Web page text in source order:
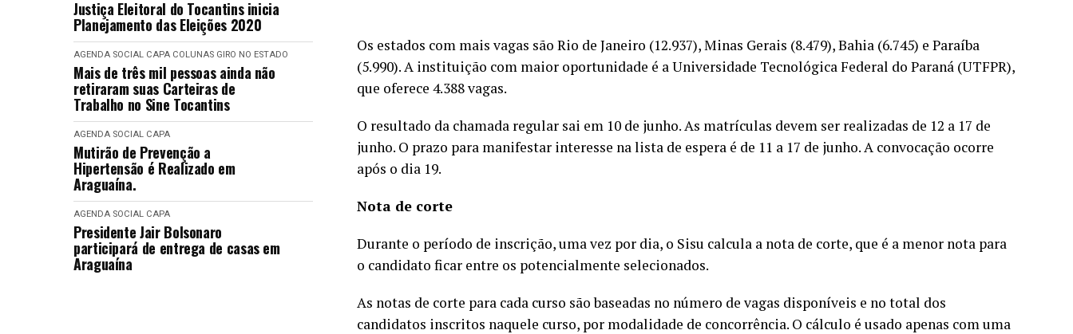
Justiça Eleitoral do Tocantins inicia
Planejamento das Eleições 2020
AGENDA SOCIAL CAPA COLUNAS GIRO NO ESTADO
Mais de três mil pessoas ainda não
retiraram suas Carteiras de
Trabalho no Sine Tocantins
AGENDA SOCIAL CAPA
Mutirão de Prevenção a
Hipertensão é Realizado em
Araguaína.
AGENDA SOCIAL CAPA
Presidente Jair Bolsonaro
participará de entrega de casas em
Araguaína
Os estados com mais vagas são Rio de Janeiro (12.937), Minas Gerais (8.479), Bahia (6.745) e Paraíba
(5.990). A instituição com maior oportunidade é a Universidade Tecnológica Federal do Paraná (UTFPR),
que oferece 4.388 vagas.
O resultado da chamada regular sai em 10 de junho. As matrículas devem ser realizadas de 12 a 17 de
junho. O prazo para manifestar interesse na lista de espera é de 11 a 17 de junho. A convocação ocorre
após o dia 19.
Nota de corte
Durante o período de inscrição, uma vez por dia, o Sisu calcula a nota de corte, que é a menor nota para
o candidato ficar entre os potencialmente selecionados.
As notas de corte para cada curso são baseadas no número de vagas disponíveis e no total dos
candidatos inscritos naquele curso, por modalidade de concorrência. O cálculo é usado apenas com uma